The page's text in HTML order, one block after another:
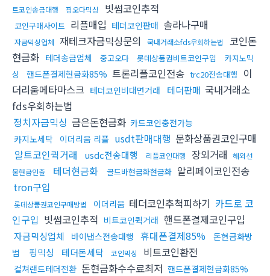
트코인송금대행
핑오다믹싱 빗썸코인추적
코인구매사이트 리플매입 테더코인판매 솔라나구매
자금믹싱업체 재테크자금믹싱문의 국내거래소fds우회하는법
코인돈
현금화 테더송금업체 중고오다 롯데상품권비트코인구입
카지노믹
싱
핸드폰결제현금화85% 트론리플코인전송 trc20전송대행 이
더리움메타마스크 테더코인비대면거래 테더판매 국내거래소
fds우회하는법
정치자금믹싱 금은돈현금화 카드코인충전가능
카지노세탁
이더리움 리플 usdt판매대행 문화상품권코인구매
알트코인퀵거래
usdc전송대행 리플코인대행 장외거래 해외선
물현금인출
테더현금화 골드바현금화현금화 알리페이코인전송
tron구입
롯데상품권코인구매방법 이더리움 테더코인추척피하기 카드로 코
인구입 빗썸코인추적 비트코인퀵거래 핸드폰결제코인구입
자금믹싱업체 바이낸스전송대행 휴대폰결제85%
돈현금화방
법
핑믹싱 테더돈세탁 코인믹싱 비트코인환전
컬쳐랜드테더전환 돈현금화수수료최저 핸드폰결제현금화85%